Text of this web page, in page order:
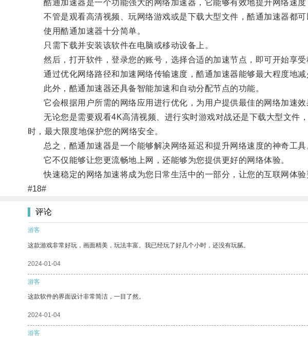
酷通加速器是一个功能强大的网络加速器，它能够有效地提升网络速度
不管是观看高清视频、玩网络游戏或是下载大型文件，酷通加速器都可
使用酷通加速器十分简单。
只需下载并安装该软件在电脑或移动设备上。
然后，打开软件，登录您的账号，选择合适的加速节点，即可开始享受
通过优化网络路径和加速网络传输速度，酷通加速器能够最大程度地减
此外，酷通加速器还具备智能加速和自动分配节点的功能。
它会根据用户所需的网络应用进行优化，为用户提供最佳的网络加速效
无论您是需要观看4K高清视频、进行实时游戏对战还是下载大型文件
时，最大限度地保护您的网络安全。
总之，酷通加速器是一个能够解决网络延迟和提升网络速度的神奇工具
它不仅能够让您更流畅地上网，还能够为您提供更好的网络体验。
快速稳定的网络加速将成为您日常生活中的一部分，让您的互联网体验
#18#
评论
游客
这款游戏非常好玩，画面精美，玩法丰富。我已经玩了好几个小时，还没有玩腻。
2024-01-04
游客
这款软件的界面设计非常简洁，一目了然。
2024-01-04
游客